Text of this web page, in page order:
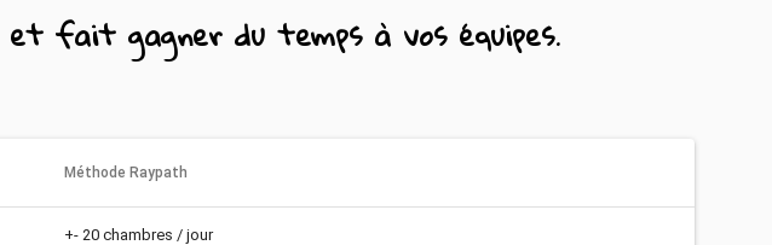
fait gagner du temps à vos équipes.
Méthode Raypath
+- 20 chambres / jour